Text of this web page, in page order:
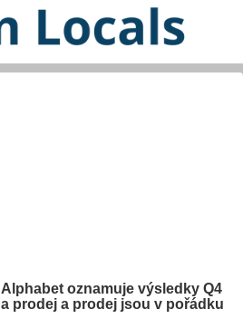
Alphabet oznamuje výsledky Q4
a prodej a prodej jsou v pořádku